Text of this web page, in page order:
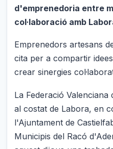
d'emprenedoria entre
col·laboració amb
Emprenedors artesans
cita per a compartir
crear sinergies
La Federació
al costat de Labora, en
l'Ajuntament de
Municipis del Racó